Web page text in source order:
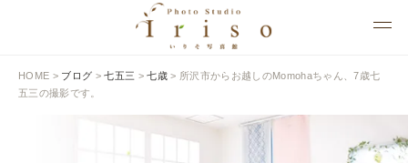
HOME > ブログ >七五三 >七歳 > 所沢市からお越しのMomohaちゃん、7歳七
五三の撮影です。